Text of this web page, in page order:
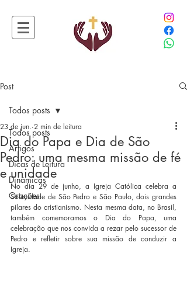
Post
Todos posts
Artigos
Dicas de Leitura
Dinâmicas
Orações
Todos posts
Dia do Papa e Dia de São
Pedro: uma mesma missão de fé
e unidade
23 de jun. 2 min de leitura
No dia 29 de junho, a Igreja Católica celebra a
Solenidade de São Pedro e São Paulo, dois grandes
pilares do cristianismo. Nesta mesma data, no Brasil,
também comemoramos o Dia do Papa, uma
celebração que nos convida a rezar pelo sucessor de
Pedro e refletir sobre sua missão de conduzir a
Igreja.